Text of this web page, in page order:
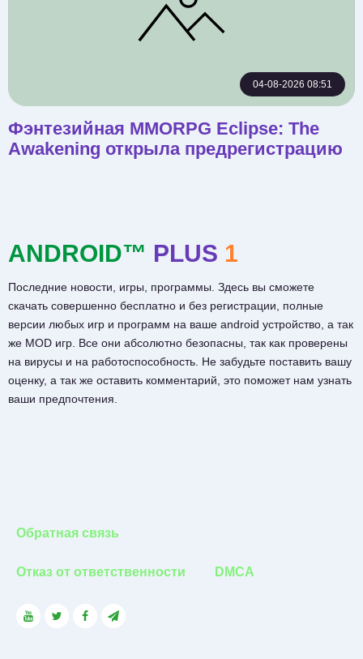
04-08-2026 08:51
Фэнтезийная MMORPG Eclipse: The
Awakening открыла предрегистрацию
ANDROID™ PLUS 1
Последние новости, игры, программы. Здесь вы сможете
скачать совершенно бесплатно и без регистрации, полные
версии любых игр и программ на ваше android устройство, а так
же MOD игр. Все они абсолютно безопасны, так как проверены
на вирусы и на работоспособность. Не забудьте поставить вашу
оценку, а так же оставить комментарий, это поможет нам узнать
ваши предпочтения.
Обратная связь
Отказ от ответственности DMCA